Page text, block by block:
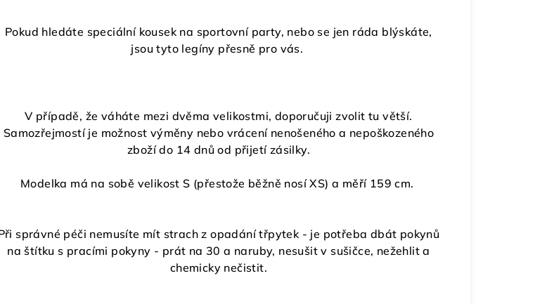
Pokud hledáte speciální kousek na sportovní party, nebo se jen ráda blýskáte,
jsou tyto legíny přesně pro vás.
V případě, že váháte mezi dvěma velikostmi, doporučuji zvolit tu větší.
Samozřejmostí je možnost výměny nebo vrácení nenošeného a nepoškozeného
zboží do 14 dnů od přijetí zásilky.
Modelka má na sobě velikost S (přestože běžně nosí XS) a měří 159 cm.
správné péči nemusíte mít strach z opadání třpytek - je potřeba dbát pokynů
na štítku s pracími pokyny - prát na 30 a naruby, nesušit v sušičce, nežehlit a
chemicky nečistit.